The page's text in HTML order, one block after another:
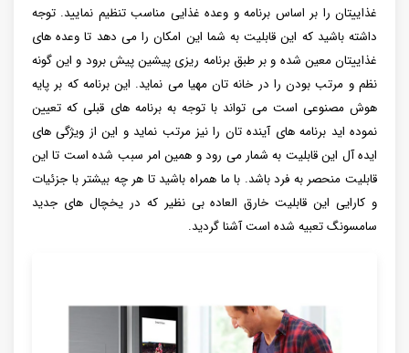
غذاییتان را بر اساس برنامه و وعده غذایی مناسب تنظیم نمایید. توجه
داشته باشید که این قابلیت به شما این امکان را می دهد تا وعده های
غذاییتان معین شده و بر طبق برنامه ریزی پیشین پیش برود و این گونه
نظم و مرتب بودن را در خانه تان مهیا می نماید. این برنامه که بر پایه
هوش مصنوعی است می تواند با توجه به برنامه های قبلی که تعیین
نموده اید برنامه های آینده تان را نیز مرتب نماید و این از ویژگی های
ایده آل این قابلیت به شمار می رود و همین امر سبب شده است تا این
قابلیت منحصر به فرد باشد. با ما همراه باشید تا هر چه بیشتر با جزئیات
و کارایی این قابلیت خارق العاده بی نظیر که در یخچال های جدید
سامسونگ تعبیه شده است آشنا گردید.